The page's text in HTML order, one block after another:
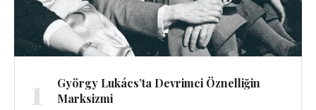
1
György Lukács’ta Devrimci Öznelliğin
Marksizmi